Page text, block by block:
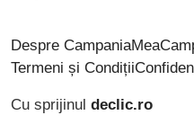
Despre CampaniaMea
Termeni și Condiții
Cu sprijinul declic.ro